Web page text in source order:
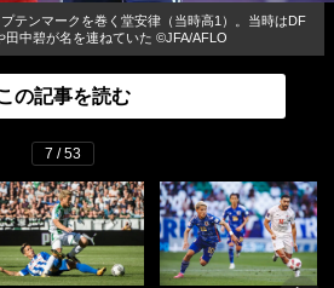
テンマークを巻く堂安律（当時高1）。当時はDF
中碧が名を連ねていた ©︎JFA/AFLO
の記事を読む
7 / 53